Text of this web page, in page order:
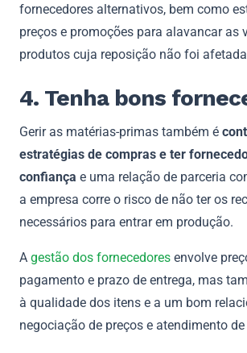
fornecedores alternativos, bem como
preços e promoções para alavancar as
produtos cuja reposição não foi
4. Tenha bons
Gerir as matérias-primas também é
estratégias de compras e ter
confiança e uma relação de parceria
a empresa corre o risco de não ter os
necessários para entrar em produção.
A gestão dos fornecedores envolve
pagamento e prazo de entrega, mas
à qualidade dos itens e a um bom
negociação de preços e atendimento